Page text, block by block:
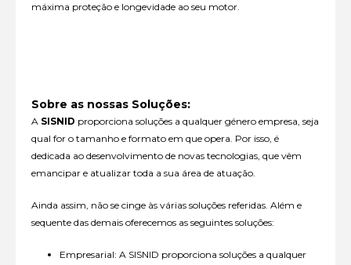
máxima proteção e longevidade ao seu motor.
Sobre as nossas Soluções:
A SISNID proporciona soluções a qualquer género empresa, seja
qual for o tamanho e formato em que opera. Por isso, é
dedicada ao desenvolvimento de novas tecnologias, que vêm
emancipar e atualizar toda a sua área de atuação.
Ainda assim, não se cinge às várias soluções referidas. Além e
sequente das demais oferecemos as seguintes soluções:
Empresarial: A SISNID proporciona soluções a qualquer